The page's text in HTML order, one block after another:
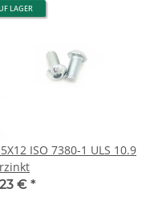
LAGER
ISO 7380-1 ULS 10.9
€ *